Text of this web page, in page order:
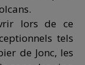
lors de ce
tels
de Jonc, les